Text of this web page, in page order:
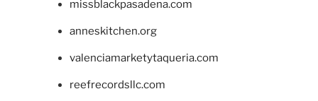
missblackpasadena.com
anneskitchen.org
valenciamarketytaqueria.com
reefrecordsllc.com